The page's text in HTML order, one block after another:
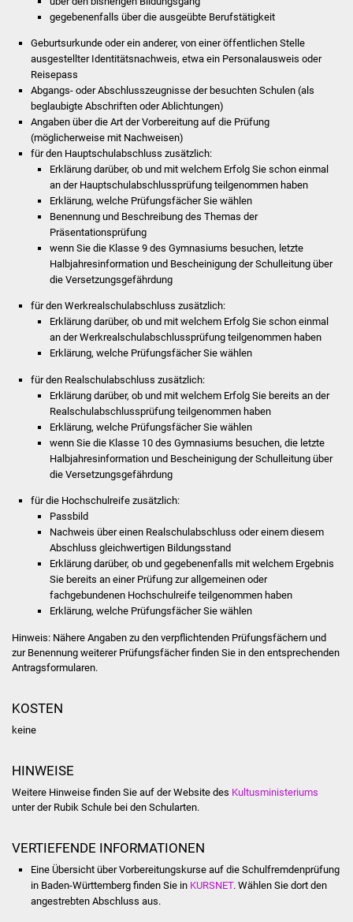
Veranstaltungen
Stadtfest
Einrichtungen
Hallenbad
Stadtbücherei
Zehntscheuer
Bürgerhaus
Kulturhalle
Vereine und Parteien
Selbsteintrag Vereine
Beirat Süßener Vereine
Erlebnisregion
Schwäbischer Albtrauf
Route der
Industriekultur
Ältere
Seniorenwohn- und
gegebenenfalls über die ausgeübte Berufstätigkeit
Geburtsurkunde oder ein anderer, von einer öffentlichen Stelle
ausgestellter Identitätsnachweis, etwa ein Personalausweis oder
Reisepass
Abgangs- oder Abschlusszeugnisse der besuchten Schulen (als
beglaubigte Abschriften oder Ablichtungen)
Angaben über die Art der Vorbereitung auf die Prüfung
(möglicherweise mit Nachweisen)
für den Hauptschulabschluss zusätzlich:
Erklärung darüber, ob und mit welchem Erfolg Sie schon einmal
an der Hauptschulabschlussprüfung teilgenommen haben
Erklärung, welche Prüfungsfächer Sie wählen
Benennung und Beschreibung des Themas der
Präsentationsprüfung
wenn Sie die Klasse 9 des Gymnasiums besuchen, letzte
Halbjahresinformation und Bescheinigung der Schulleitung über
die Versetzungsgefährdung
für den Werkrealschulabschluss zusätzlich:
Erklärung darüber, ob und mit welchem Erfolg Sie schon einmal
an der Werkrealschulabschlussprüfung teilgenommen haben
Erklärung, welche Prüfungsfächer Sie wählen
für den Realschulabschluss zusätzlich:
Erklärung darüber, ob und mit welchem Erfolg Sie bereits an der
Realschulabschlussprüfung teilgenommen haben
Erklärung, welche Prüfungsfächer Sie wählen
wenn Sie die Klasse 10 des Gymnasiums besuchen, die letzte
Halbjahresinformation und Bescheinigung der Schulleitung über
die Versetzungsgefährdung
für die Hochschulreife zusätzlich:
Passbild
Nachweis über einen Realschulabschluss oder einem diesem
Abschluss gleichwertigen Bildungsstand
Erklärung darüber, ob und gegebenenfalls mit welchem Ergebnis
Sie bereits an einer Prüfung zur allgemeinen oder
fachgebundenen Hochschulreife teilgenommen haben
Erklärung, welche Prüfungsfächer Sie wählen
Hinweis: Nähere Angaben zu den verpflichtenden Prüfungsfächern und
zur Benennung weiterer Prüfungsfächer finden Sie in den entsprechenden
Antragsformularen.
KOSTEN
keine
HINWEISE
Weitere Hinweise finden Sie auf der Website des Kultusministeriums
unter der Rubik Schule bei den Schularten.
VERTIEFENDE INFORMATIONEN
Eine Übersicht über Vorbereitungskurse auf die Schulfremdenprüfung
in Baden-Württemberg finden Sie in KURSNET. Wählen Sie dort den
angestrebten Abschluss aus.